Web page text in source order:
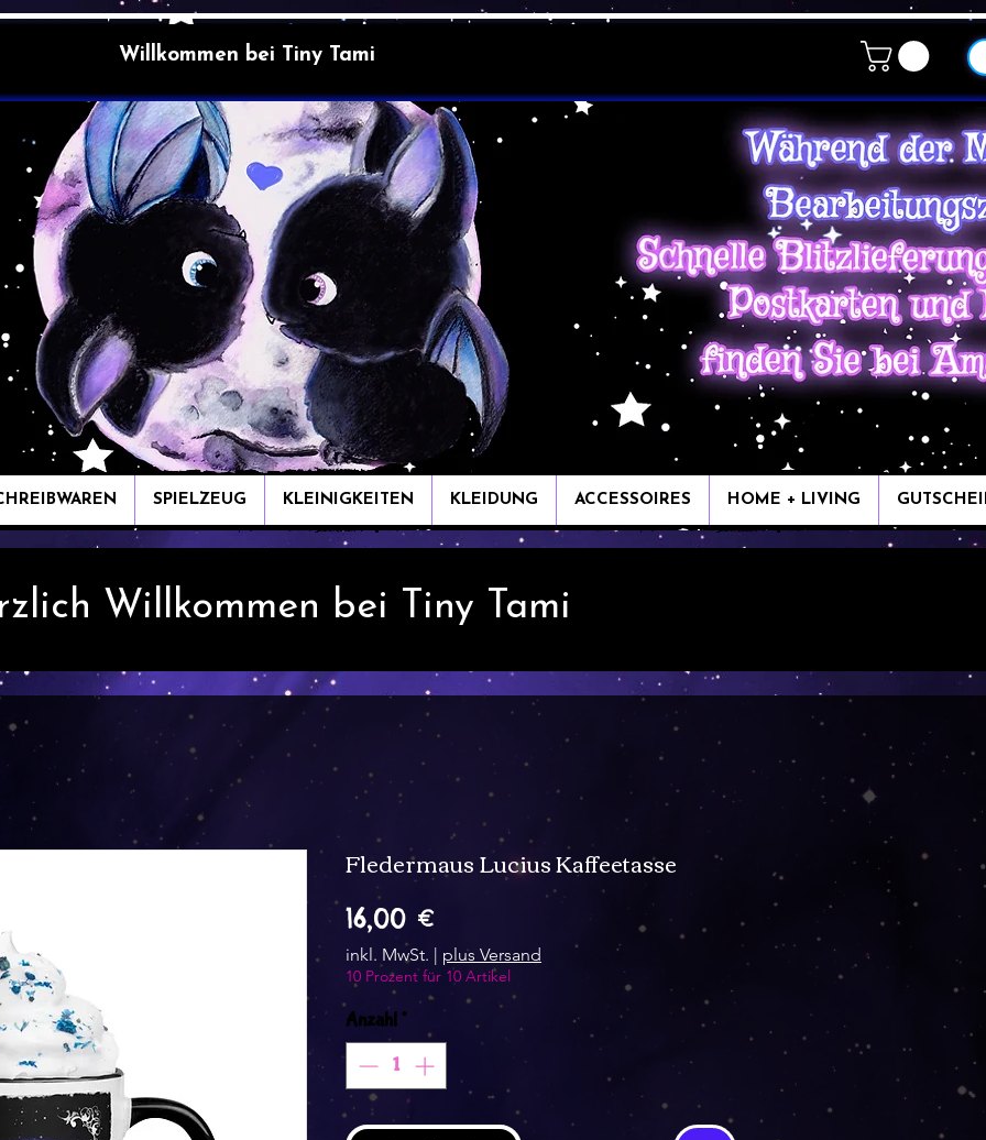
Willkommen bei Tiny Tami
SPIELZEUG KLEINIGKEITEN KLEIDUNG ACCESSOIRES HOME + LIVING
Willkommen bei Tiny Tami
Fledermaus Lucius Kaffeetasse
16,00 €Preis
inkl. MwSt. | plus Versand
10 Prozent für 10 Artikel
Anzahl*